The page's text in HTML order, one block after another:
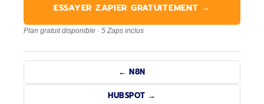
ESSAYER ZAPIER GRATUITEMENT →
Plan gratuit disponible · 5 Zaps inclus
← N8N
HUBSPOT →